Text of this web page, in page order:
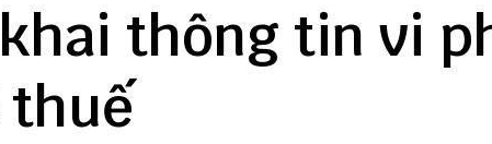
thông tin vi
thuế